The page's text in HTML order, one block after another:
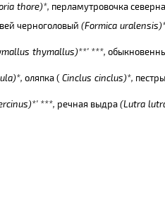
thore)*, перламутровочка
черноголовый (Formica uralensis
thymallus)**' ***,
)*, оляпка ( Cinclus cinclus)*,
)*' ***, речная выдра(Lutra